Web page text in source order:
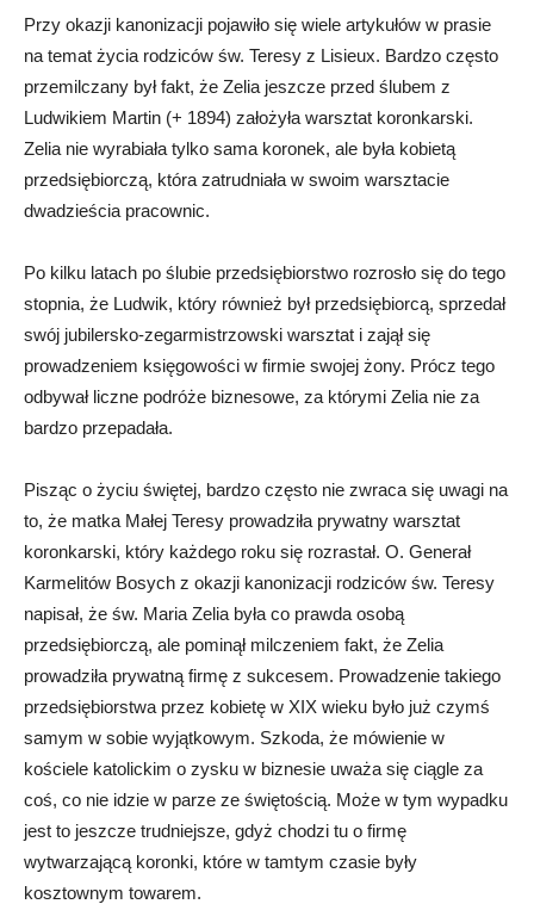
Przy okazji kanonizacji pojawiło się wiele artykułów w prasie
na temat życia rodziców św. Teresy z Lisieux. Bardzo często
przemilczany był fakt, że Zelia jeszcze przed ślubem z
Ludwikiem Martin (+ 1894) założyła warsztat koronkarski.
Zelia nie wyrabiała tylko sama koronek, ale była kobietą
przedsiębiorczą, która zatrudniała w swoim warsztacie
dwadzieścia pracownic.
Po kilku latach po ślubie przedsiębiorstwo rozrosło się do tego
stopnia, że Ludwik, który również był przedsiębiorcą, sprzedał
swój jubilersko-zegarmistrzowski warsztat i zajął się
prowadzeniem księgowości w firmie swojej żony. Prócz tego
odbywał liczne podróże biznesowe, za którymi Zelia nie za
bardzo przepadała.
Pisząc o życiu świętej, bardzo często nie zwraca się uwagi na
to, że matka Małej Teresy prowadziła prywatny warsztat
koronkarski, który każdego roku się rozrastał. O. Generał
Karmelitów Bosych z okazji kanonizacji rodziców św. Teresy
napisał, że św. Maria Zelia była co prawda osobą
przedsiębiorczą, ale pominął milczeniem fakt, że Zelia
prowadziła prywatną firmę z sukcesem. Prowadzenie takiego
przedsiębiorstwa przez kobietę w XIX wieku było już czymś
samym w sobie wyjątkowym. Szkoda, że mówienie w
kościele katolickim o zysku w biznesie uważa się ciągle za
coś, co nie idzie w parze ze świętością. Może w tym wypadku
jest to jeszcze trudniejsze, gdyż chodzi tu o firmę
wytwarzającą koronki, które w tamtym czasie były
kosztownym towarem.